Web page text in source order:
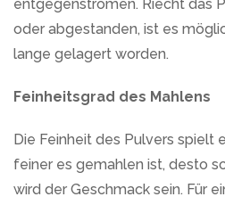
entgegenströmen. Riecht das
oder abgestanden, ist es
lange gelagert worden.
Feinheitsgrad des Mahlens
Die Feinheit des Pulvers spielt
feiner es gemahlen ist, desto
wird der Geschmack sein. Für